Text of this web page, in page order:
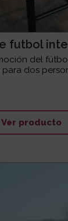
futbol
del
dos
Ver producto